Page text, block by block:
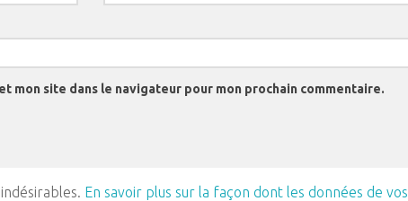
mon site dans le navigateur pour mon prochain commentaire.
En savoir plus sur la façon dont les données de vos